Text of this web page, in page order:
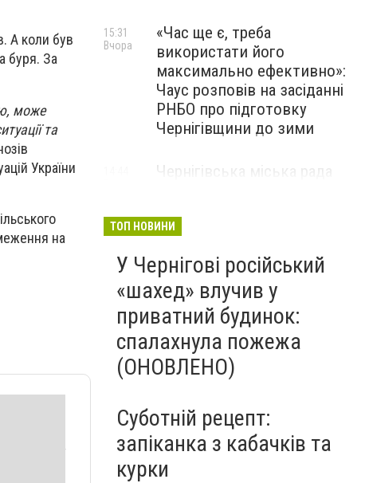
А коли був
буря. За
може
та
України
на
«Час ще є, треба
використати його
максимально ефективно»:
Чаус розповів на засіданні
РНБО про підготовку
Чернігівщини до зими
15:31
Вчора
Чернігівська міська рада
ТОП НОВИНИ
У Чернігові російський
«шахед» влучив у
приватний будинок:
спалахнула пожежа
(ОНОВЛЕНО)
Суботній рецепт:
запіканка з кабачків та
курки